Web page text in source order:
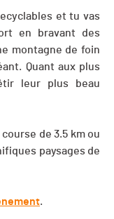
et tu vas
en bravant des
montagne de foin
Quant aux plus
leur plus beau
de 3.5 km ou
paysages de
.